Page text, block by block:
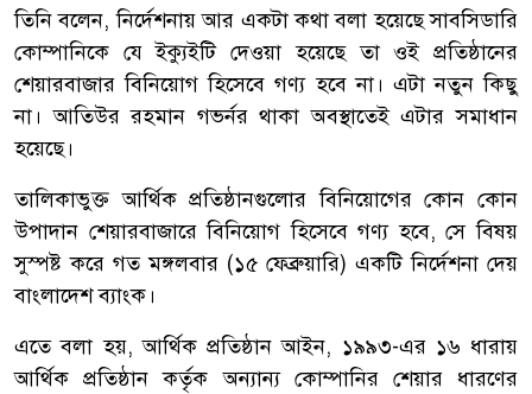
তিনি বলেন, নির্দেশনায় আর একটা কথা বলা হয়েছে সাবসিডারি
কোম্পানিকে যে ইক্যুইটি দেওয়া হয়েছে তা ওই প্রতিষ্ঠানের
শেয়ারবাজার বিনিয়োগ হিসেবে গণ্য হবে না। এটা নতুন কিছু
না। আতিউর রহমান গভর্নর থাকা অবস্থাতেই এটার সমাধান
হয়েছে।
তালিকাভুক্ত আর্থিক প্রতিষ্ঠানগুলোর বিনিয়োগের কোন কোন
উপাদান শেয়ারবাজারে বিনিয়োগ হিসেবে গণ্য হবে, সে বিষয়
সুস্পষ্ট করে গত মঙ্গলবার (১৫ ফেব্রুয়ারি) একটি নির্দেশনা দেয়
বাংলাদেশ ব্যাংক।
এতে বলা হয়, আর্থিক প্রতিষ্ঠান আইন, ১৯৯৩-এর ১৬ ধারায়
আর্থিক প্রতিষ্ঠান কর্তৃক অন্যান্য কোম্পানির শেয়ার ধারণের